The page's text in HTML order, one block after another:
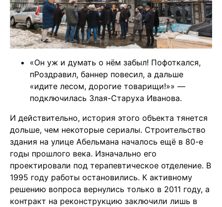
«Он уж и думать о нём забыл! Пофоткался,
пРоздравил, баннер повесил, а дальше
«идите лесом, дорогие товарищи!»» —
подключилась Злая-Старуха Иванова.
И действительно, история этого объекта тянется
дольше, чем некоторые сериалы. Строительство
здания на улице Абельмана началось ещё в 80-е
годы прошлого века. Изначально его
проектировали под терапевтическое отделение. В
1995 году работы остановились. К активному
решению вопроса вернулись только в 2011 году, а
контракт на реконструкцию заключили лишь в